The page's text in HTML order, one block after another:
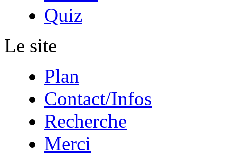
Quiz
Le site
Plan
Contact/Infos
Recherche
Merci